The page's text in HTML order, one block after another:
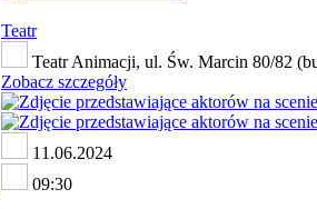
Teatr
Teatr Animacji, ul. Św. Marcin 80/82
Zobacz szczegóły
11.06.2024
09:30